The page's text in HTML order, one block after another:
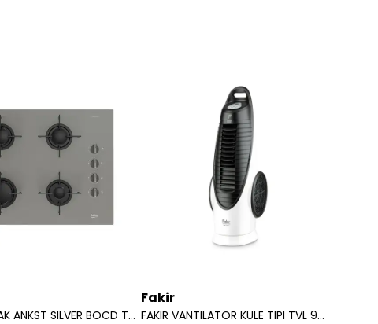
BEKO OCAK ANKST SILVER BOCD T 6510 7778220256
Fakir
FAKIR VANTILATOR KULE TIPI TVL 90 S 31000860